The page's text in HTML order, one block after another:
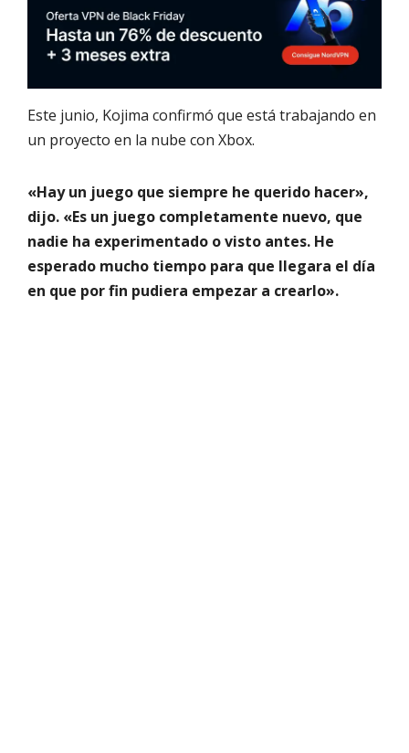
Este junio, Kojima confirmó que está trabajando en
un proyecto en la nube con Xbox.
«Hay un juego que siempre he querido hacer»,
dijo. «Es un juego completamente nuevo, que
nadie ha experimentado o visto antes. He
esperado mucho tiempo para que llegara el día
en que por fin pudiera empezar a crearlo».